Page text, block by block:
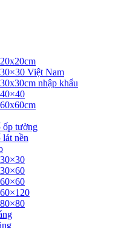
Việt Nam
nhập khẩu
ốp tường
lát nền